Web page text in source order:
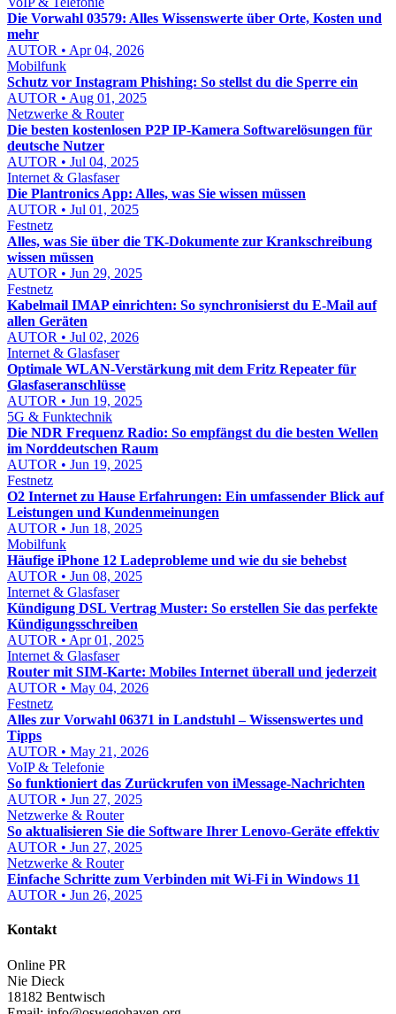
Die Vorwahl 03579: Alles Wissenswerte über Orte, Kosten und
mehr
AUTOR • Apr 04, 2026
Mobilfunk
Schutz vor Instagram Phishing: So stellst du die Sperre ein
AUTOR • Aug 01, 2025
Netzwerke & Router
Die besten kostenlosen P2P IP-Kamera Softwarelösungen für
deutsche Nutzer
AUTOR • Jul 04, 2025
Internet & Glasfaser
Die Plantronics App: Alles, was Sie wissen müssen
AUTOR • Jul 01, 2025
Festnetz
Alles, was Sie über die TK-Dokumente zur Krankschreibung
wissen müssen
AUTOR • Jun 29, 2025
Festnetz
Kabelmail IMAP einrichten: So synchronisierst du E-Mail auf
allen Geräten
AUTOR • Jul 02, 2026
Internet & Glasfaser
Optimale WLAN-Verstärkung mit dem Fritz Repeater für
Glasfaseranschlüsse
AUTOR • Jun 19, 2025
5G & Funktechnik
Die NDR Frequenz Radio: So empfängst du die besten Wellen
im Norddeutschen Raum
AUTOR • Jun 19, 2025
Festnetz
O2 Internet zu Hause Erfahrungen: Ein umfassender Blick auf
Leistungen und Kundenmeinungen
AUTOR • Jun 18, 2025
Mobilfunk
Häufige iPhone 12 Ladeprobleme und wie du sie behebst
AUTOR • Jun 08, 2025
Internet & Glasfaser
Kündigung DSL Vertrag Muster: So erstellen Sie das perfekte
Kündigungsschreiben
AUTOR • Apr 01, 2025
Internet & Glasfaser
Router mit SIM-Karte: Mobiles Internet überall und jederzeit
AUTOR • May 04, 2026
Festnetz
Alles zur Vorwahl 06371 in Landstuhl – Wissenswertes und
Tipps
AUTOR • May 21, 2026
VoIP & Telefonie
So funktioniert das Zurückrufen von iMessage-Nachrichten
AUTOR • Jun 27, 2025
Netzwerke & Router
So aktualisieren Sie die Software Ihrer Lenovo-Geräte effektiv
AUTOR • Jun 27, 2025
Netzwerke & Router
Einfache Schritte zum Verbinden mit Wi-Fi in Windows 11
AUTOR • Jun 26, 2025
Kontakt
Online PR
Nie Dieck
18182 Bentwisch